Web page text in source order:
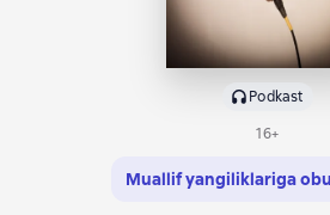
Podkast
16+
Muallif yangiliklariga